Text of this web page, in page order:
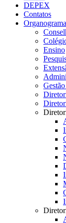
DEPEX
Contatos
Organograma
Ensino